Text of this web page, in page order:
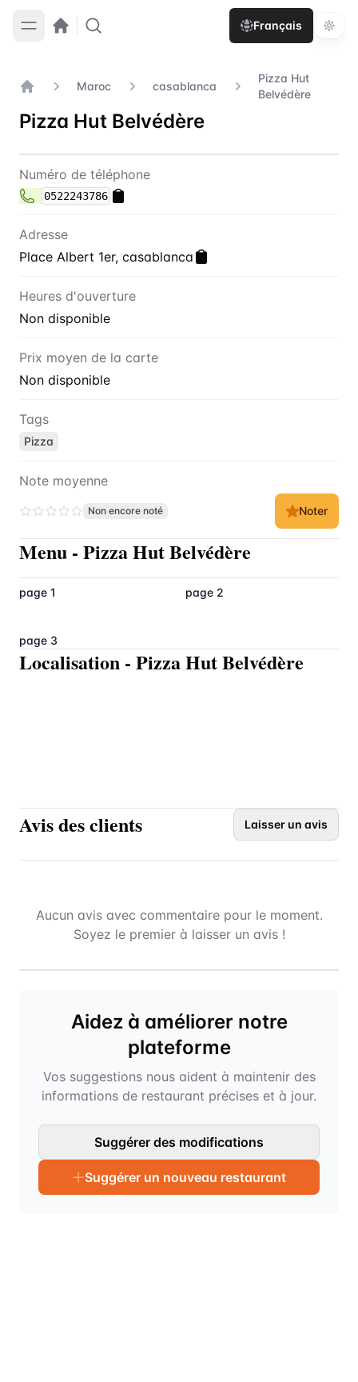
Français
Maroc casablanca
Pizza Hut
Belvédère
Pizza Hut Belvédère
Contact Pizza Hut Belvédère
Numéro de téléphone
0522243786
Adresse
Place Albert 1er, casablanca
Heures d'ouverture
Non disponible
Prix moyen de la carte
Non disponible
Tags
Pizza
Note moyenne
Non encore noté Noter
Menu - Pizza Hut Belvédère
page 1 page 2
page 3
Localisation - Pizza Hut Belvédère
Avis des clients Laisser un avis
Aucun avis avec commentaire pour le moment.
Soyez le premier à laisser un avis !
Aidez à améliorer notre
plateforme
Vos suggestions nous aident à maintenir des
informations de restaurant précises et à jour.
Suggérer des modifications
Suggérer un nouveau restaurant